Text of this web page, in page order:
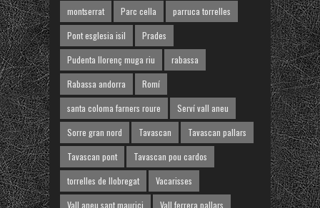
montserrat
Parc cella
parruca torrelles
Pont esglesia isil
Prades
Pudenta llorenç muga riu
rabassa
Rabassa andorra
Romí
santa coloma farners roure
Serví vall aneu
Sorre gran nord
Tavascan
Tavascan pallars
Tavascan pont
Tavascan pou cardos
torrelles de llobregat
Vacarisses
Vall aneu sant maurici
Vall ferrera pallars